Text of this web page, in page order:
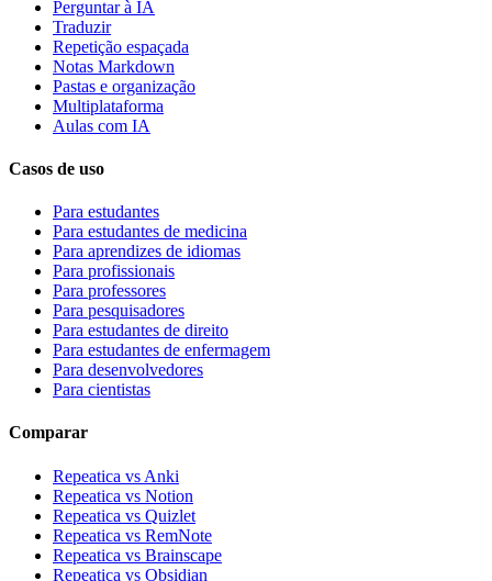
Perguntar à IA
Traduzir
Repetição espaçada
Notas Markdown
Pastas e organização
Multiplataforma
Aulas com IA
Casos de uso
Para estudantes
Para estudantes de medicina
Para aprendizes de idiomas
Para profissionais
Para professores
Para pesquisadores
Para estudantes de direito
Para estudantes de enfermagem
Para desenvolvedores
Para cientistas
Comparar
Repeatica vs Anki
Repeatica vs Notion
Repeatica vs Quizlet
Repeatica vs RemNote
Repeatica vs Brainscape
Repeatica vs Obsidian